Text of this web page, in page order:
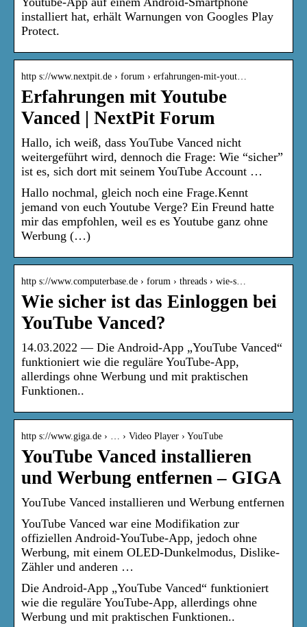
installiert hat, erhält Warnungen von Googles Play
Protect.
http s://www.nextpit.de › forum › erfahrungen-mit-yout…
Erfahrungen mit Youtube
Vanced | NextPit Forum
Hallo, ich weiß, dass YouTube Vanced nicht
weitergeführt wird, dennoch die Frage: Wie “sicher”
ist es, sich dort mit seinem YouTube Account …
Hallo nochmal, gleich noch eine Frage.Kennt
jemand von euch Youtube Verge? Ein Freund hatte
mir das empfohlen, weil es es Youtube ganz ohne
Werbung (…)
http s://www.computerbase.de › forum › threads › wie-s…
Wie sicher ist das Einloggen bei
YouTube Vanced?
14.03.2022 — Die Android-App „YouTube Vanced“
funktioniert wie die reguläre YouTube-App,
allerdings ohne Werbung und mit praktischen
Funktionen..
http s://www.giga.de › … › Video Player › YouTube
YouTube Vanced installieren
und Werbung entfernen – GIGA
YouTube Vanced installieren und Werbung entfernen
YouTube Vanced war eine Modifikation zur
offiziellen Android-YouTube-App, jedoch ohne
Werbung, mit einem OLED-Dunkelmodus, Dislike-
Zähler und anderen …
Die Android-App „YouTube Vanced“ funktioniert
wie die reguläre YouTube-App, allerdings ohne
Werbung und mit praktischen Funktionen..